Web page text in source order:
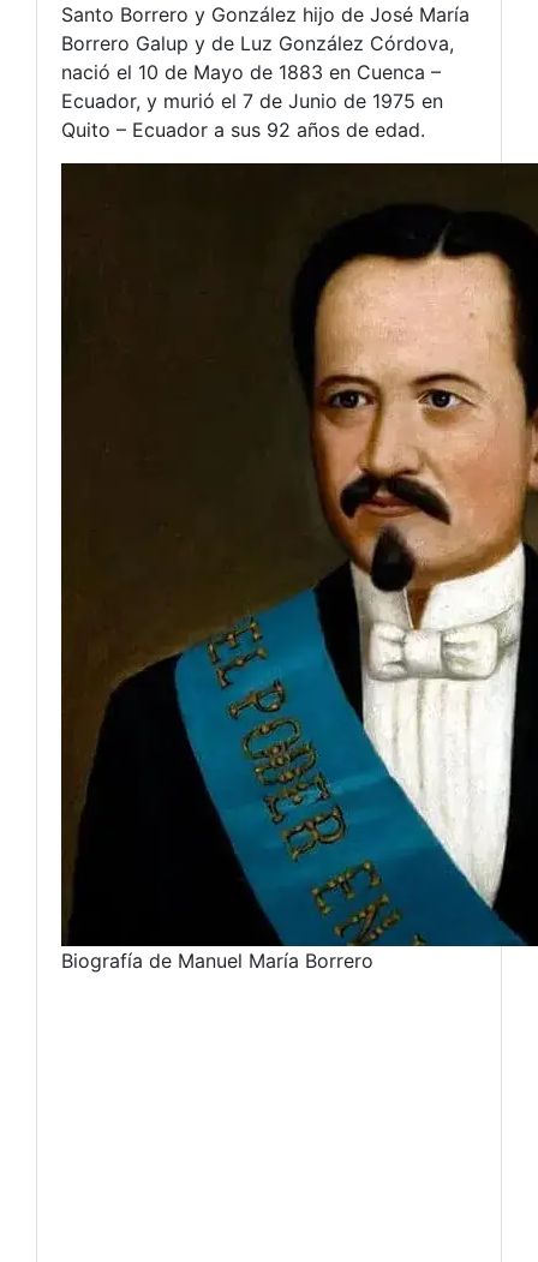
Santo Borrero y González hijo de José María
Borrero Galup y de Luz González Córdova,
nació el 10 de Mayo de 1883 en Cuenca –
Ecuador, y murió el 7 de Junio de 1975 en
Quito – Ecuador a sus 92 años de edad.
Biografía de Manuel María Borrero